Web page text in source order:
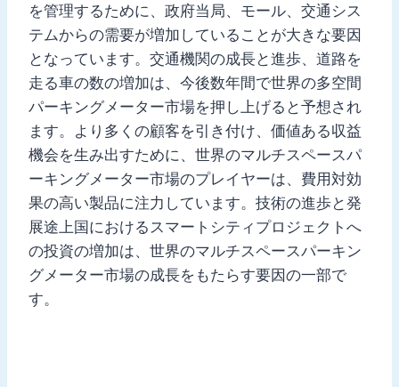
を管理するために、政府当局、モール、交通シス
テムからの需要が増加していることが大きな要因
となっています。交通機関の成長と進歩、道路を
走る車の数の増加は、今後数年間で世界の多空間
パーキングメーター市場を押し上げると予想され
ます。より多くの顧客を引き付け、価値ある収益
機会を生み出すために、世界のマルチスペースパ
ーキングメーター市場のプレイヤーは、費用対効
果の高い製品に注力しています。技術の進歩と発
展途上国におけるスマートシティプロジェクトへ
の投資の増加は、世界のマルチスペースパーキン
グメーター市場の成長をもたらす要因の一部で
す。